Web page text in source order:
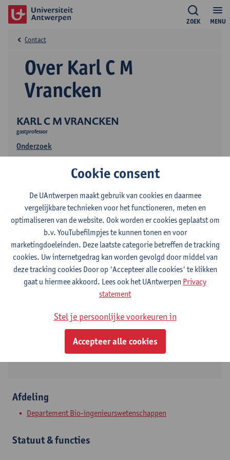
MENU
ZOEK
KARL C M VRANCKEN
gastprofessor
Onderzoek
Over Karl C M
Vrancken
Contact
Contact
Toon e-mailadres
2020 Antwerpen, BEL
Afdeling
Departement Bio-ingenieurswetenschappen
Statuut & functies
Cookie consent
De UAntwerpen maakt gebruik van cookies en daarmee
vergelijkbare technieken voor het functioneren, meten en
optimaliseren van de website. Ook worden er cookies geplaatst om
b.v. YouTubefilmpjes te kunnen tonen en voor
marketingdoeleinden. Deze laatste categorie betreffen de tracking
cookies. Uw internetgedrag kan worden gevolgd door middel van
deze tracking cookies Door op 'Accepteer alle cookies' te klikken
gaat u hiermee akkoord. Lees ook het UAntwerpen Privacy
statement
Stel je persoonlijke voorkeuren in
Accepteer alle cookies